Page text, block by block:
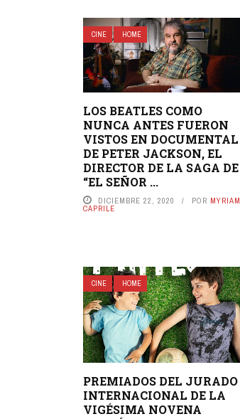
CINE HOME
LOS BEATLES COMO
NUNCA ANTES FUERON
VISTOS EN DOCUMENTAL
DE PETER JACKSON, EL
DIRECTOR DE LA SAGA DE
“EL SEÑOR ...
DICIEMBRE 22, 2020 POR MYRIAM
CAPRILE
CINE HOME
PREMIADOS DEL JURADO
INTERNACIONAL DE LA
VIGÉSIMA NOVENA